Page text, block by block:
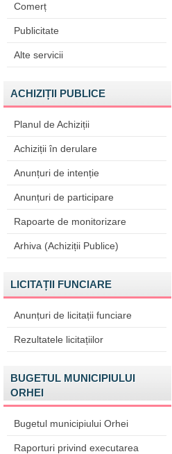
Comerț
Publicitate
Alte servicii
ACHIZIȚII PUBLICE
Planul de Achiziții
Achiziții în derulare
Anunțuri de intenție
Anunțuri de participare
Rapoarte de monitorizare
Arhiva (Achiziții Publice)
LICITAȚII FUNCIARE
Anunțuri de licitații funciare
Rezultatele licitațiilor
BUGETUL MUNICIPIULUI
ORHEI
Bugetul municipiului Orhei
Raporturi privind executarea